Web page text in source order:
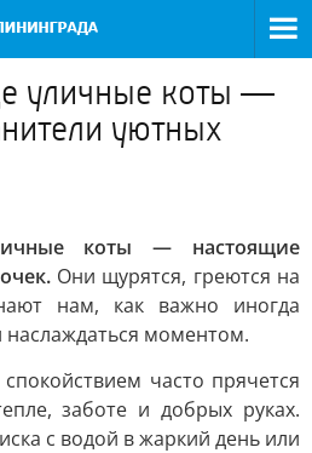
уличные коты —
уютных
коты — настоящие
Они щурятся, греются на
нам, как важно иногда
наслаждаться моментом.
часто прячется
заботе и добрых руках.
с водой в жаркий день или